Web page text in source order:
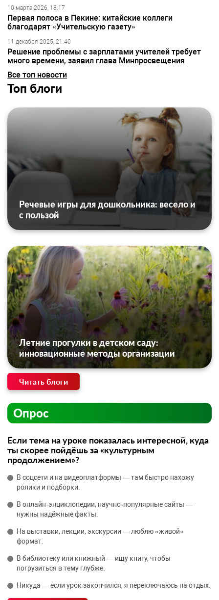
10 марта 2026, 18:17
Первая полоса в Пекине: китайские коллеги
благодарят «Учительскую газету»
11 декабря 2025, 21:40
Решение проблемы с зарплатами учителей требует
много времени, заявил глава Минпросвещения
Все топ новости
Топ блоги
Речевые игры для дошкольника: весело и
с пользой
Летние прогулки в детском саду:
инновационные методы организации
Читать блоги
Опрос
Если тема на уроке показалась интересной, куда
ты скорее пойдёшь за «культурным
продолжением»?
В соцсети и на видеоплатформы — там быстро нахожу
ролики и подборки.
В онлайн‑энциклопедии, научно‑популярные сайты —
нужны надёжные факты.
На выставки, лекции, экскурсии — люблю «живой»
формат.
В библиотеку или книжный — ищу книгу, чтобы
погрузиться в тему глубже.
Никуда — если урок закончился, я переключаюсь на отдых.